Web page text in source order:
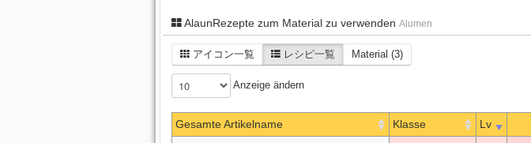
AlaunRezepte zum Material zu verwenden Alumen
アイコン一覧 レシピ一覧 Material (3)
Anzeige ändern
Gesamte Artikelname Klasse Lv